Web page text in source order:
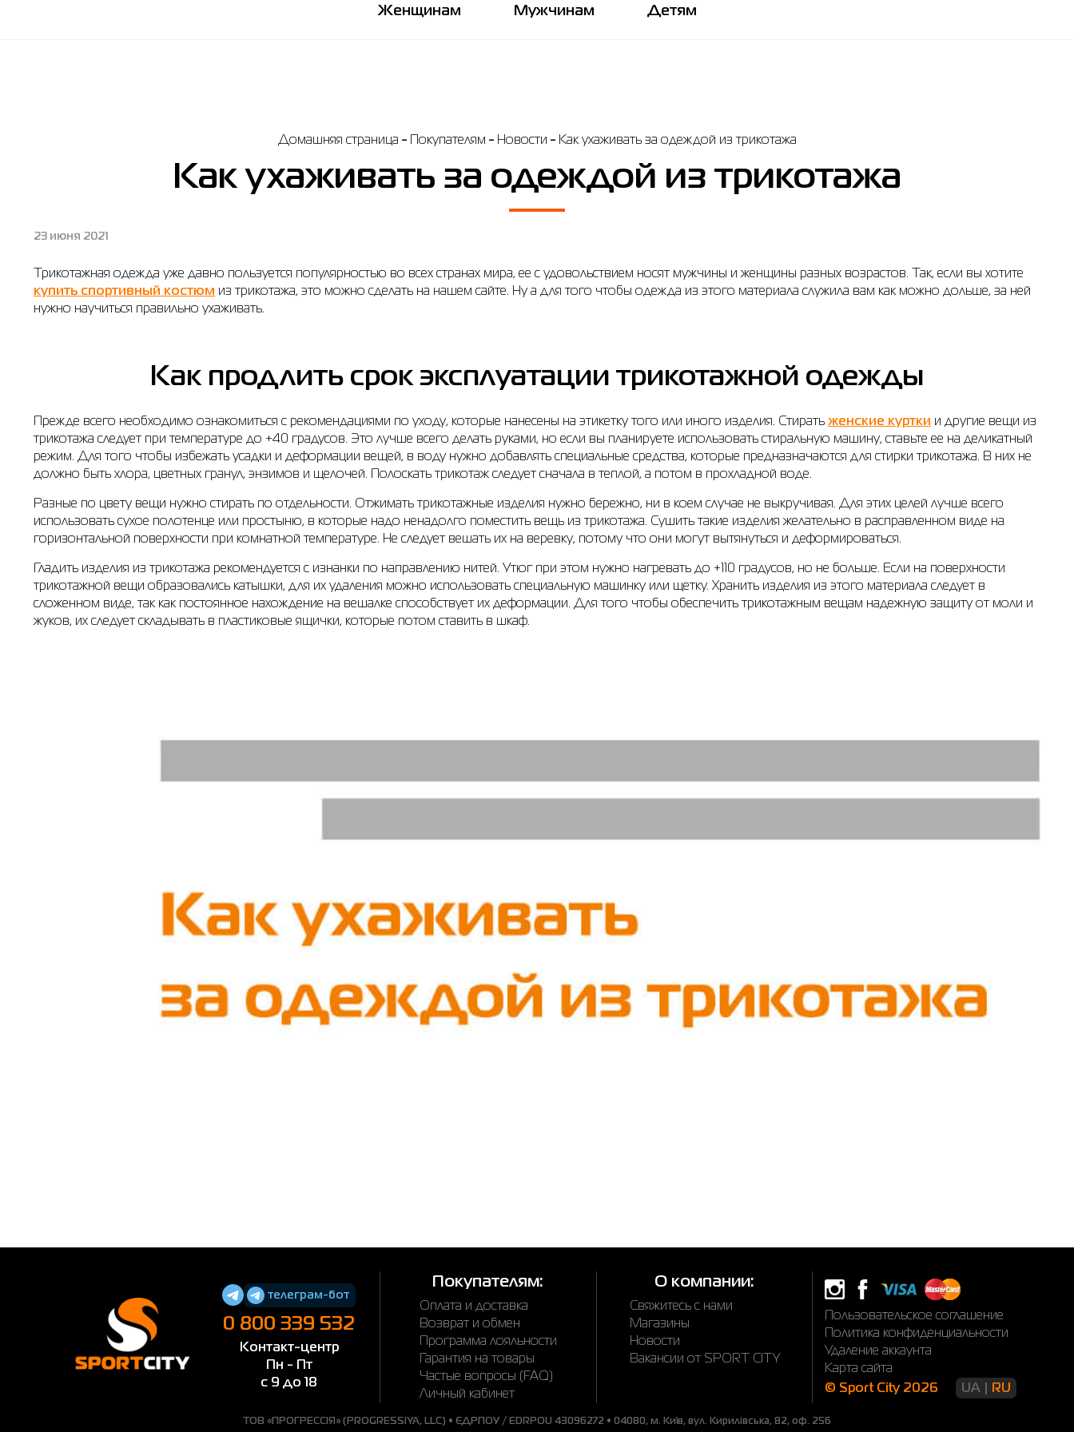
Женщинам Мужчинам Детям
Домашняя страница Покупателям Новости Как ухаживать за одеждой из трикотажа
Как ухаживать за одеждой из трикотажа
23 июня 2021
Трикотажная одежда уже давно пользуется популярностью во всех странах мира, ее с удовольствием носят мужчины и женщины разных возрастов. Так, если вы хотите
купить спортивный костюм из трикотажа, это можно сделать на нашем сайте. Ну а для того чтобы одежда из этого материала служила вам как можно дольше, за ней
нужно научиться правильно ухаживать.
Как продлить срок эксплуатации трикотажной одежды
Прежде всего необходимо ознакомиться с рекомендациями по уходу, которые нанесены на этикетку того или иного изделия. Стирать женские куртки и другие вещи из
трикотажа следует при температуре до +40 градусов. Это лучше всего делать руками, но если вы планируете использовать стиральную машину, ставьте ее на деликатный
режим. Для того чтобы избежать усадки и деформации вещей, в воду нужно добавлять специальные средства, которые предназначаются для стирки трикотажа. В них не
должно быть хлора, цветных гранул, энзимов и щелочей. Полоскать трикотаж следует сначала в теплой, а потом в прохладной воде.
Разные по цвету вещи нужно стирать по отдельности. Отжимать трикотажные изделия нужно бережно, ни в коем случае не выкручивая. Для этих целей лучше всего
использовать сухое полотенце или простыню, в которые надо ненадолго поместить вещь из трикотажа. Сушить такие изделия желательно в расправленном виде на
горизонтальной поверхности при комнатной температуре. Не следует вешать их на веревку, потому что они могут вытянуться и деформироваться.
Гладить изделия из трикотажа рекомендуется с изнанки по направлению нитей. Утюг при этом нужно нагревать до +110 градусов, но не больше. Если на поверхности
трикотажной вещи образовались катышки, для их удаления можно использовать специальную машинку или щетку. Хранить изделия из этого материала следует в
сложенном виде, так как постоянное нахождение на вешалке способствует их деформации. Для того чтобы обеспечить трикотажным вещам надежную защиту от моли и
жуков, их следует складывать в пластиковые ящички, которые потом ставить в шкаф.
телеграм-бот
0 800 339 532
Контакт-центр
Пн - Пт
с 9 до 18
Покупателям:
Оплата и доставка
Возврат и обмен
Программа лояльности
Гарантия на товары
Частые вопросы (FAQ)
Личный кабинет
О компании:
Свяжитесь с нами
Магазины
Новости
Вакансии от SPORT CITY
Пользовательское соглашение
Политика конфиденциальности
Удаление аккаунта
Карта сайта
© Sport City 2026
UA RU
ТОВ «ПРОГРЕССІЯ» (PROGRESSIYA, LLC) • ЄДРПОУ / EDRPOU 43096272 • 04080, м. Київ, вул. Кирилівська, 82, оф. 256